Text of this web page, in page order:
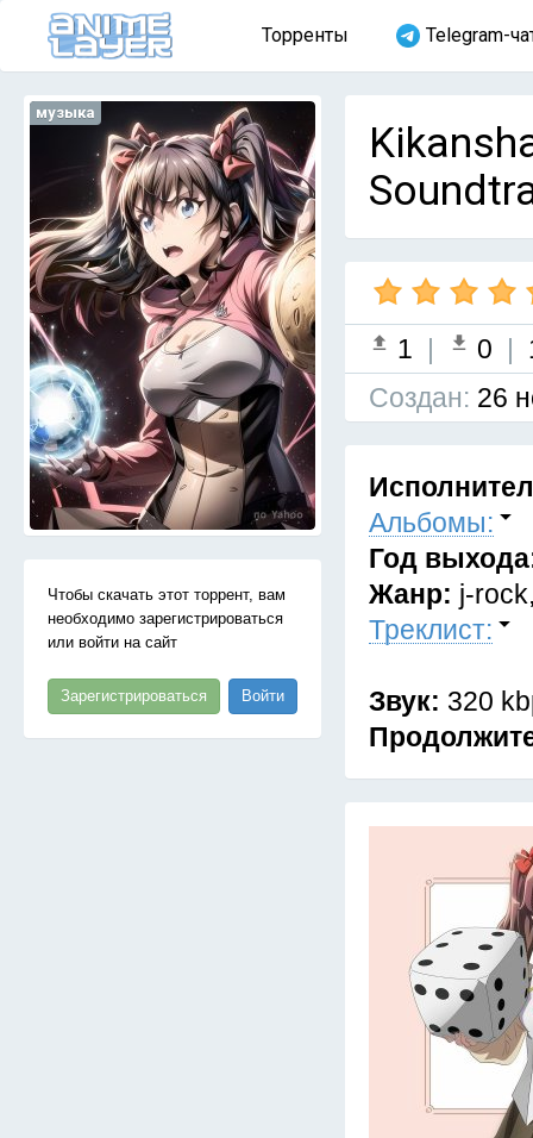
Торренты Telegram-
музыка
Чтобы скачать этот торрент, вам
необходимо зарегистрироваться
или войти на сайт
Зарегистрироваться Войти
1 | 0 |
Cоздан: 26
Альбомы:
Год
Жанр: j-
Треклист:
Звук: 320